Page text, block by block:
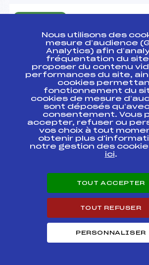
FIS0017.FFS COUPE DU
FIS0015
COUPE DU
RELAIS
FIS0013.FFS COUPE DU
FIS0011.FFS COUPE DU MONDE
COUPE DU MONDE
RELAIS
COUPE DU MONDE
COUPE DU MONDE
Nous utilisons des
mesure d’audience
Analytics) afin
fréquentation du
proposer du contenu
performances du site,
cookies
fonctionnement du
cookies de mesure
sont déposés
consentement. Vous
accepter, refuser ou
vos choix à tout
obtenir plus
notre gestion des
ici.
TOUT ACCEPTER
TOUT REFUSER
PERSONNALISER